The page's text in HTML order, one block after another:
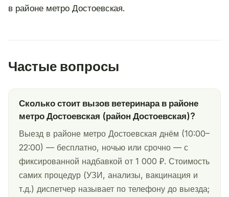
в районе метро Достоевская.
Частые вопросы
Сколько стоит вызов ветеринара в районе
метро Достоевская (район Достоевская)?
Выезд в районе метро Достоевская днём (10:00–
22:00) — бесплатно, ночью или срочно — с
фиксированной надбавкой от 1 000 ₽. Стоимость
самих процедур (УЗИ, анализы, вакцинация и
т.д.) диспетчер называет по телефону до выезда;